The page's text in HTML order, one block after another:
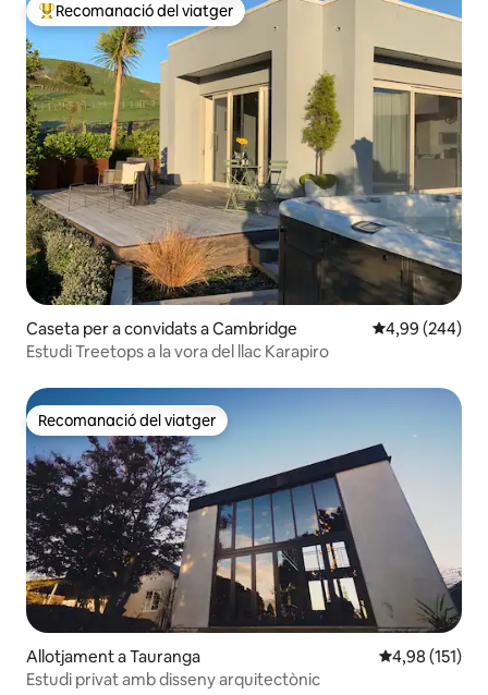
Principals recomanacions dels viatgers
Recomanació del viatger
Caseta per a convidats a Cambridge 4,99 de
4,99 (244)
Estudi Treetops a la vora del llac Karapiro
Recomanació del viatger
Recomanació del viatger
Allotjament a Tauranga 4,98 de
4,98 (151)
Estudi privat amb disseny arquitectònic